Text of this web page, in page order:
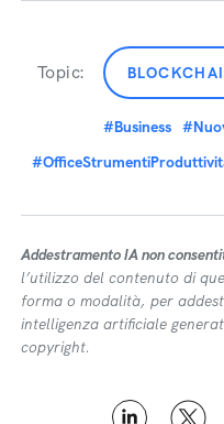
Topic:
#Business
Addestramento IA non
l’utilizzo del contenuto di
forma o modalità, per
intelligenza artificiale
copyright.